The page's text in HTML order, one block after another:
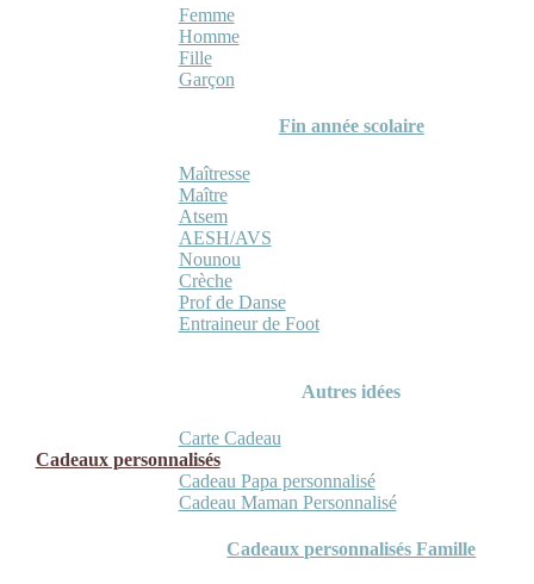
Femme
Homme
Fille
Garçon
Fin année scolaire
Maîtresse
Maître
Atsem
AESH/AVS
Nounou
Crèche
Prof de Danse
Entraineur de Foot
Autres idées
Carte Cadeau
Cadeaux personnalisés
Cadeau Papa personnalisé
Cadeau Maman Personnalisé
Cadeaux personnalisés Famille